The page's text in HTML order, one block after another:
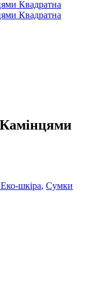
шкіра, Сумки